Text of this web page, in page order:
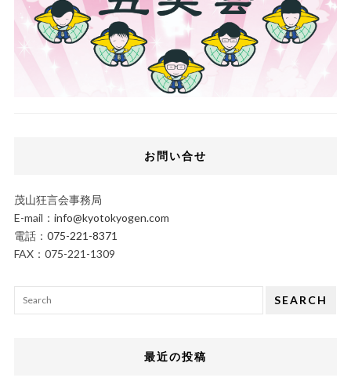
お問い合せ
茂山狂言会事務局
E-mail： info@kyotokyogen.com
電話： 075-221-8371
FAX：075-221-1309
SEARCH
最近の投稿